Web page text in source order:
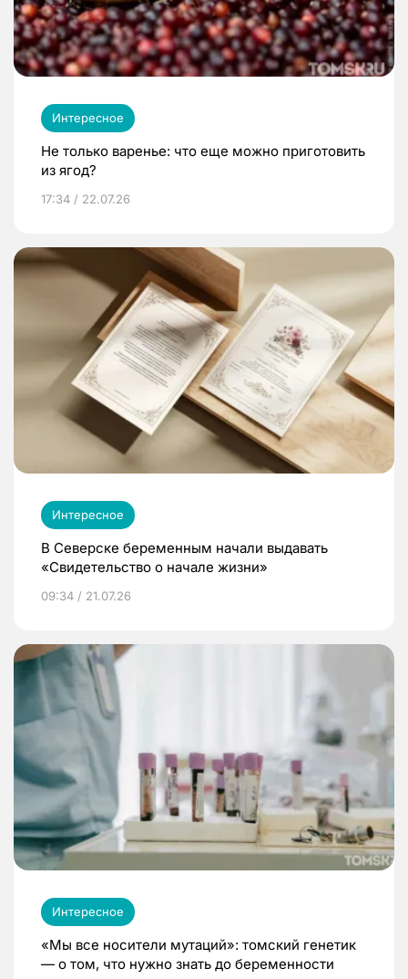
Интересное
Не только варенье: что еще можно приготовить
из ягод?
17:34 / 22.07.26
Интересное
В Северске беременным начали выдавать
«Свидетельство о начале жизни»
09:34 / 21.07.26
Интересное
«Мы все носители мутаций»: томский генетик
— о том, что нужно знать до беременности